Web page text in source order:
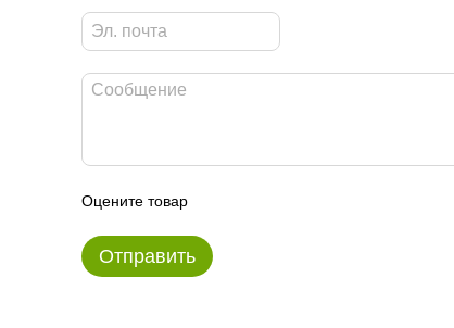
Оцените товар
Отправить